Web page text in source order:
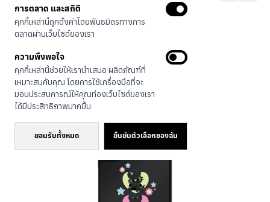
การตลาด และสถิติ
คุกกี้เหล่านี้ถูกตั้งค่าโดยพันธมิตรทางการ
ตลาดผ่านเว็บไซต์ของเรา
ความพึงพอใจ
คุกกี้เหล่านี้ช่วยให้เรานำเสนอ ผลิตภัณฑ์ที่
เหมาะสมกับคุณ โดยการใช้เครื่องมือที่จะ
มอบประสบการณ์ให้คุณท่องเว็บไซต์ของเรา
ได้มีประสิทธิภาพมากขึ้น
ยอมรับทั้งหมด ยืนยันตัวเลือกของฉัน
HTTYD เขี้ยวกุดเรียงสาม
1,490 บาท
🔥 ลด 200.- ขั้นต่ำ 1,000.- โค้ด:
EOSS200